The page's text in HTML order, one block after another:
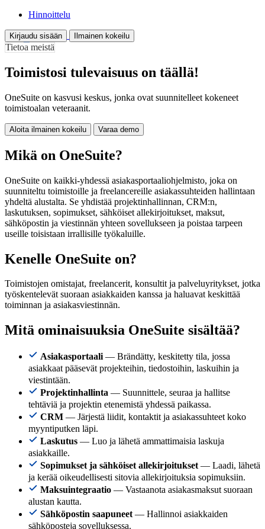
Hinnoittelu
Kirjaudu sisään Ilmainen kokeilu
Tietoa meistä
Toimistosi tulevaisuus on täällä!
OneSuite on kasvusi keskus, jonka ovat suunnitelleet kokeneet
toimistoalan veteraanit.
Aloita ilmainen kokeilu Varaa demo
Mikä on OneSuite?
OneSuite on kaikki-yhdessä asiakasportaaliohjelmisto, joka on
suunniteltu toimistoille ja freelancereille asiakassuhteiden hallintaan
yhdeltä alustalta. Se yhdistää projektinhallinnan, CRM:n,
laskutuksen, sopimukset, sähköiset allekirjoitukset, maksut,
sähköpostin ja viestinnän yhteen sovellukseen ja poistaa tarpeen
useille toisistaan irrallisille työkaluille.
Kenelle OneSuite on?
Toimistojen omistajat, freelancerit, konsultit ja palveluyritykset, jotka
työskentelevät suoraan asiakkaiden kanssa ja haluavat keskittää
toiminnan ja asiakasviestinnän.
Mitä ominaisuuksia OneSuite sisältää?
Asiakasportaali — Brändätty, keskitetty tila, jossa
asiakkaat pääsevät projekteihin, tiedostoihin, laskuihin ja
viestintään.
Projektinhallinta — Suunnittele, seuraa ja hallitse
tehtäviä ja projektin etenemistä yhdessä paikassa.
CRM — Järjestä liidit, kontaktit ja asiakassuhteet koko
myyntiputken läpi.
Laskutus — Luo ja lähetä ammattimaisia laskuja
asiakkaille.
Sopimukset ja sähköiset allekirjoitukset — Laadi, lähetä
ja kerää oikeudellisesti sitovia allekirjoituksia sopimuksiin.
Maksuintegraatio — Vastaanota asiakasmaksut suoraan
alustan kautta.
Sähköpostin saapuneet — Hallinnoi asiakkaiden
sähköposteja sovelluksessa.